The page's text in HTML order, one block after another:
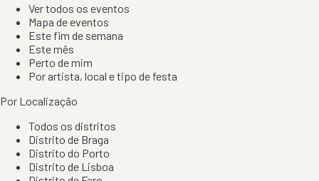
Ver todos os eventos
Mapa de eventos
Este fim de semana
Este mês
Perto de mim
Por artista, local e tipo de festa
Por Localização
Todos os distritos
Distrito de Braga
Distrito do Porto
Distrito de Lisboa